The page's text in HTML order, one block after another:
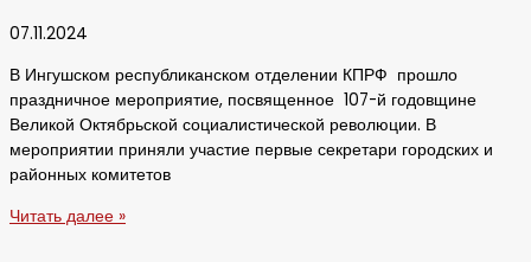
07.11.2024
В Ингушском республиканском отделении КПРФ прошло
праздничное мероприятие, посвященное 107-й годовщине
Великой Октябрьской социалистической революции. В
мероприятии приняли участие первые секретари городских и
районных комитетов
Читать далее »